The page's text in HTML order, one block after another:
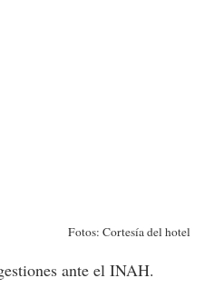
Fotos: Cortesía del hotel
ante el INAH.